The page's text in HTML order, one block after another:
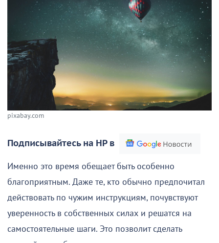
pixabay.com
Подписывайтесь на НР в
Именно это время обещает быть особенно
благоприятным. Даже те, кто обычно предпочитал
действовать по чужим инструкциям, почувствуют
уверенность в собственных силах и решатся на
самостоятельные шаги. Это позволит сделать